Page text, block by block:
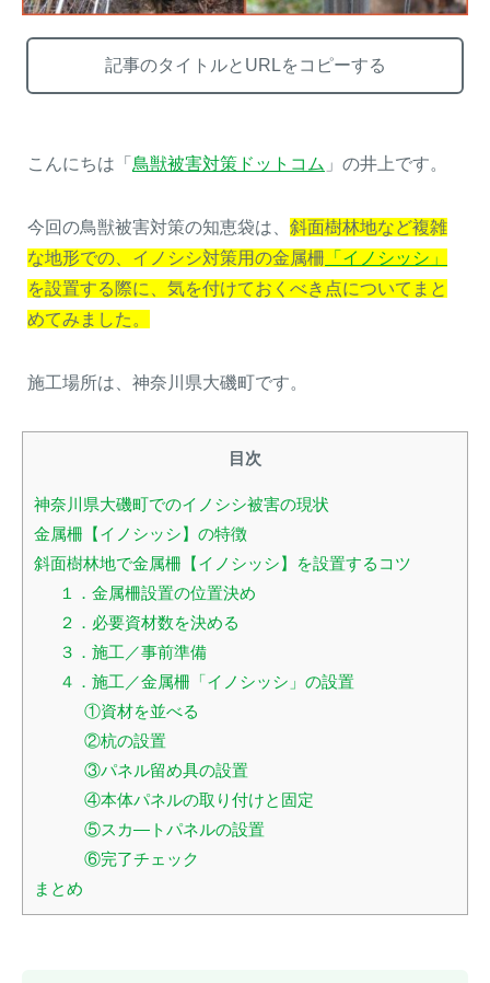
ご相談
お問い合わせ
オンライン
ショップ
記事のタイトルとURLをコピーする
こんにちは「 鳥獣被害対策ドットコム 」の井上です。
今回の鳥獣被害対策の知恵袋は、 斜面樹林地など複雑
な地形での、イノシシ対策用の金属柵 「イノシッシ」
を設置する際に、気を付けておくべき点についてまと
めてみました。
施工場所は、神奈川県大磯町です。
目次
神奈川県大磯町でのイノシシ被害の現状
金属柵【イノシッシ】の特徴
斜面樹林地で金属柵【イノシッシ】を設置するコツ
１．金属柵設置の位置決め
２．必要資材数を決める
３．施工／事前準備
４．施工／金属柵「イノシッシ」の設置
①資材を並べる
②杭の設置
③パネル留め具の設置
④本体パネルの取り付けと固定
⑤スカ―トパネルの設置
⑥完了チェック
まとめ